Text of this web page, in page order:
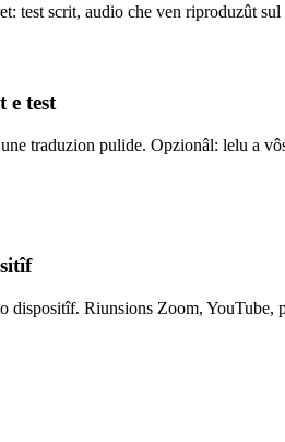
test scrit, audio che ven riproduzût
e test
traduzion pulide. Opzionâl: lelu a
dispositîf. Riunsions Zoom, YouTube,